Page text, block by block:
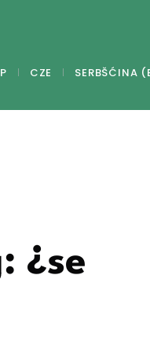
CZE SERBŠĆINA
¿se